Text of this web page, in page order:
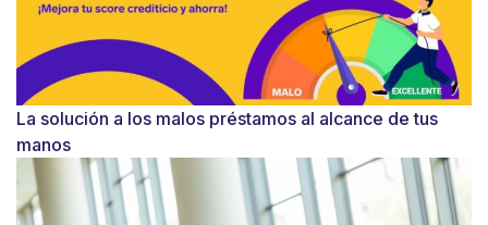
La solución a los malos préstamos al alcance de tus
manos